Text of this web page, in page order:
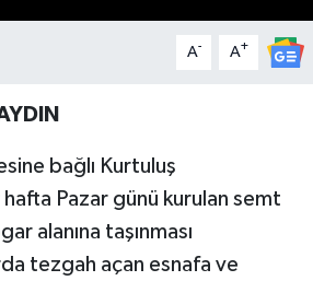
A- A+
bağlı Kurtuluş
Pazar günü kurulan semt
alanına taşınması
tezgah açan esnafa ve